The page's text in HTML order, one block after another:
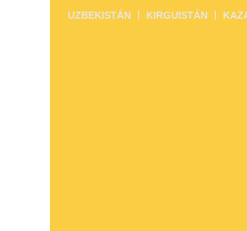
UZBEKISTÁN KIRGUISTÁN